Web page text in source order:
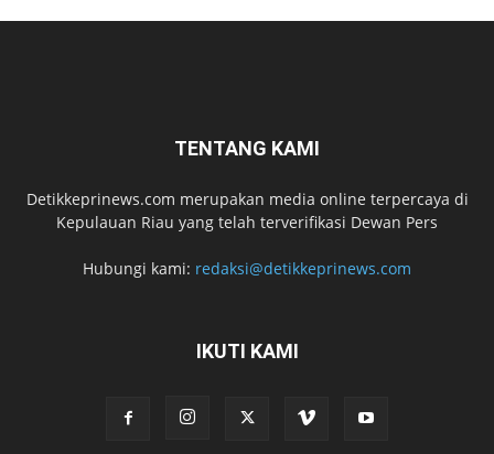
TENTANG KAMI
Detikkeprinews.com merupakan media online terpercaya di
Kepulauan Riau yang telah terverifikasi Dewan Pers
Hubungi kami: redaksi@detikkeprinews.com
IKUTI KAMI